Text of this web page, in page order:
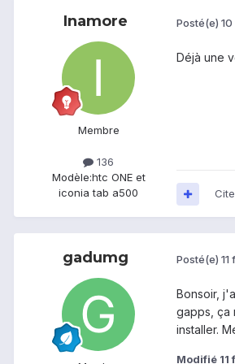
Inamore
Membre
136
Modèle:htc ONE et
iconia tab a500
Posté(e)
Déjà une
gadumg Posté(e)
Bonsoir,
gapps, ça
installer.
Modifié